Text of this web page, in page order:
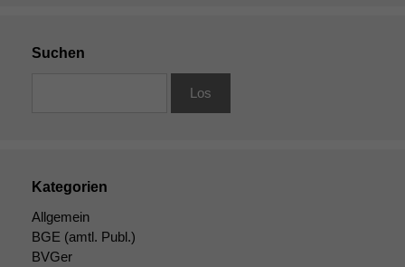
Suchen
Kategorien
Allgemein
BGE (amtl. Publ.)
BVGer